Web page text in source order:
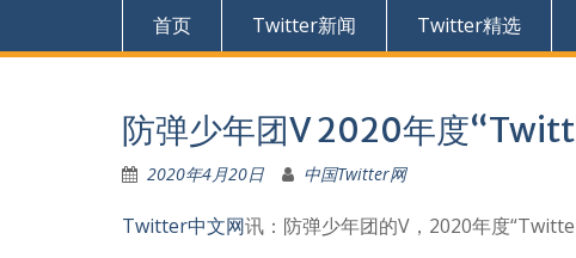
首页 Twitter新闻 Twitter精选
防弹少年团V 2020年度
2020年4月20日 中国Twitter网
Twitter中文网讯：防弹少年团的V，2020年度